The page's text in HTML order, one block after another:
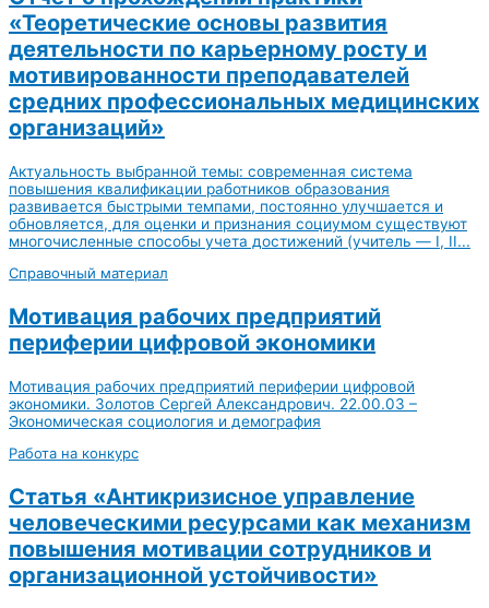
«Теоретические основы развития
деятельности по карьерному росту и
мотивированности преподавателей
средних профессиональных медицинских
организаций»
Актуальность выбранной темы: современная система
повышения квалификации работников образования
развивается быстрыми темпами, постоянно улучшается и
обновляется, для оценки и признания социумом существуют
многочисленные способы учета достижений (учитель — I, II...
Справочный материал
Мотивация рабочих предприятий
периферии цифровой экономики
Мотивация рабочих предприятий периферии цифровой
экономики. Золотов Сергей Александрович. 22.00.03 –
Экономическая социология и демография
Работа на конкурс
Статья «Антикризисное управление
человеческими ресурсами как механизм
повышения мотивации сотрудников и
организационной устойчивости»